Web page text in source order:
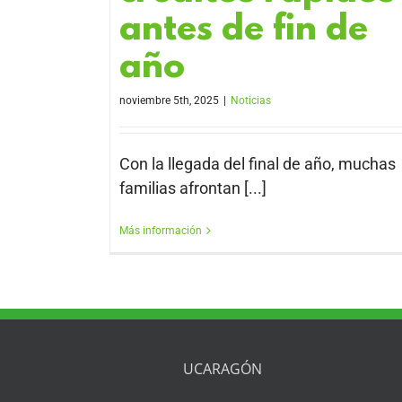
antes de fin de
año
noviembre 5th, 2025 | Noticias
Con la llegada del final de año, muchas
familias afrontan [...]
Más información
UCARAGÓN